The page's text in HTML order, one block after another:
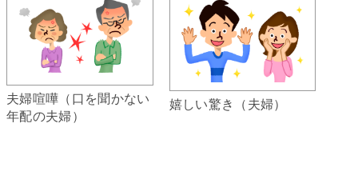
夫婦喧嘩（口を聞かない
年配の夫婦）
嬉しい驚き（夫婦）